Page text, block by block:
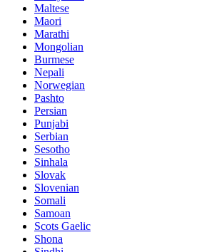
Maltese
Maori
Marathi
Mongolian
Burmese
Nepali
Norwegian
Pashto
Persian
Punjabi
Serbian
Sesotho
Sinhala
Slovak
Slovenian
Somali
Samoan
Scots Gaelic
Shona